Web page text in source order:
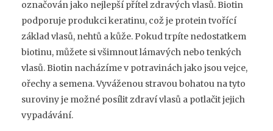
označován jako nejlepší přítel zdravých vlasů. Biotin
podporuje produkci keratinu, což je protein tvořící
základ vlasů, nehtů a kůže. Pokud trpíte nedostatkem
biotinu, můžete si všimnout lámavých nebo tenkých
vlasů. Biotin nacházíme v potravinách jako jsou vejce,
ořechy a semena. Vyváženou stravou bohatou na tyto
suroviny je možné posílit zdraví vlasů a potlačit jejich
vypadávání.